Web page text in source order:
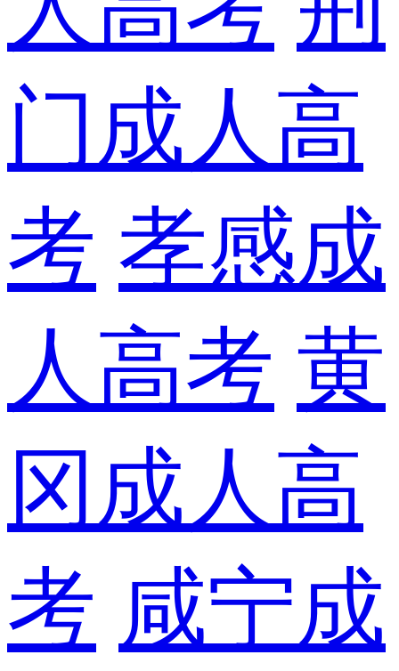
门成人高
考 孝感成
人高考 黄
冈成人高
考 咸宁成